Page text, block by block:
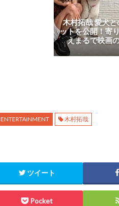
木村拓哉 愛犬
ットを公開！寄
えまるで映画
ENTERTAINMENT 木村拓哉
ツイート
Pocket